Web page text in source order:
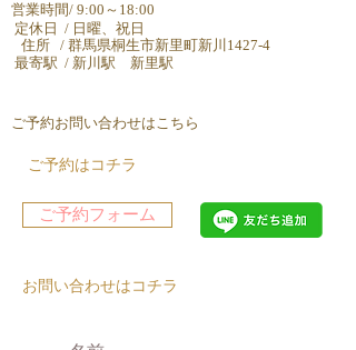
営業時間/ 9:00～18:00
定休日 / 日曜、祝日
住所 / 群馬県桐生市新里町新川1427-4
最寄駅 / 新川駅 新里駅
ご予約お問い合わせはこちら
ご予約はコチラ
ご予約フォーム
お問い合わせは​コチラ